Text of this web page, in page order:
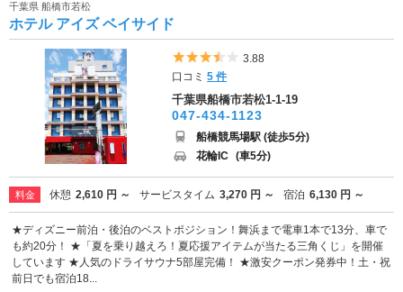
千葉県 船橋市若松
ホテル アイズ ベイサイド
5つ星のうち3.5
3.88
口コミ5 件
千葉県船橋市若松1-1-19
047-434-1123
船橋競馬場駅 (徒歩5分)
花輪IC (車5分)
料金 休憩 2,610 円 ～ サービスタイム 3,270 円 ～ 宿泊 6,130 円 ～
★ディズニー前泊・後泊のベストポジション！舞浜まで電車1本で13分、車で
も約20分！ ★「夏を乗り越えろ！夏応援アイテムが当たる三角くじ」を開催
しています ★人気のドライサウナ5部屋完備！ ★激安クーポン発券中！土・祝
前日でも宿泊18...